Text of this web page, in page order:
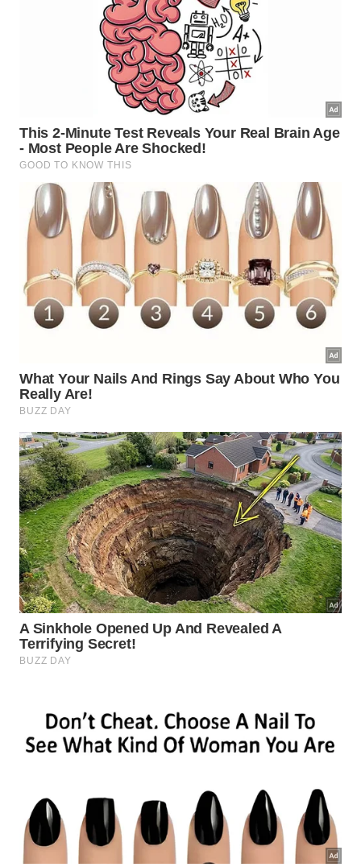
A escolha da vegetação correta transforma a entrada
de qualquer residência de forma marcante. -
Como manter os canteiros
ensolarados produtivos?
Áreas abertas demandam uma camada de
cobertura morta para reter a umidade e proteger a
vida microbiana do solo. Folhas secas funcionam
como isolante térmico eficiente, impedindo o
aquecimento excessivo que prejudica osistema
radicular e interrompe a absorção denutrientes
Com essa proteção estruturada, a fertilização de
verão gera efeitos muito mais rápidos e visíveis na
paisagem. O resultado direto será um jardim repleto
contínuo na rotina
demanutençãoecológica.